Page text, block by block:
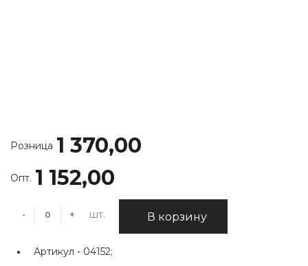
Розница 1 370,00
Опт. 1 152,00
- + шт. В корзину
Артикул - 04152;